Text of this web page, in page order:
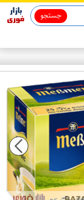
جستجو